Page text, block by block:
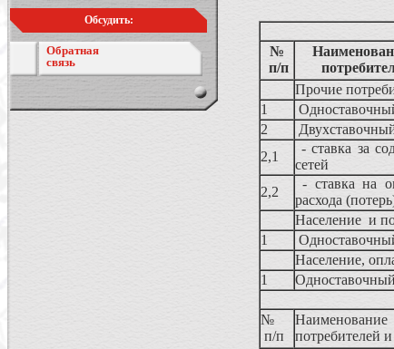
Обсудить:
Обратная
связь
№
п/п
Прочие
1
2
2,1
- ставка за
сетей
2,2
- ставка на
расхода
Население и
1
Население,
1
№
п/п
потребителей